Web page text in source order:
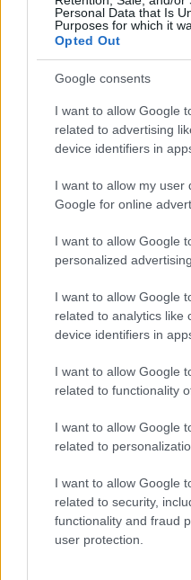
Personal Data that Is
Purposes for which it
Opted Out
Google consents
I want to allow Google
related to advertising
device identifiers in
I want to allow my user
Google for online
I want to allow Google
personalized advertising.
I want to allow Google
related to analytics like
device identifiers in
I want to allow Google
related to functionality
I want to allow Google
related to
I want to allow Google
related to security,
functionality and fraud
user protection.
Íjgyártó Istvánkijevi
Kijev belső részében a
cselekményeknek nyoma
Hozzátette: a
vannak, a munkavégzéshez
az ukrán nemzeti gárda
védelmét.
Az Ukrajna keleti vagy
a külgazdasági és
kapcsolatot a kijevi
„Kárpátalján egyelőre
kapcsolat az ottani
külképviseletekkel"
– jelezte Szijjártó Péter.
„Ukrajna megvédi
fog!"
Dmitro Kuleba
ukrán
invázióra, és arra kérte az
szólítsák cselekvésre a
„Putyin megtámadta az
hadsereg, a diplomaták,
Ukrajna megvédi magát.
igazságot Putyin